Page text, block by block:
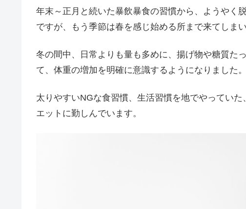
年末～正月と続いた暴飲暴食の習慣から、ようやく
ですが、もう季節は春を感じ始める所まで来てしまい
冬の間中、日常よりも量も多めに、揚げ物や糖質た
て、体重の増加を明確に意識するようになりました。
太りやすいNGな食習慣、生活習慣を地でやってい
エットに勤しんでいます。